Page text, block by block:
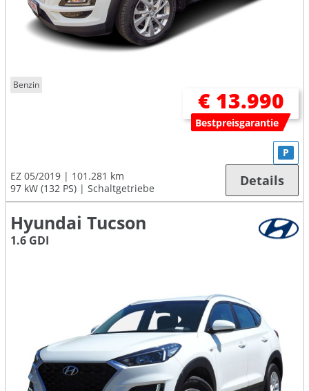
Benzin
€ 13.990
Bestpreisgarantie
EZ 05/2019
101.281 km
97 kW (132 PS)
Schaltgetriebe
P
Details
Hyundai Tucson
1.6 GDI